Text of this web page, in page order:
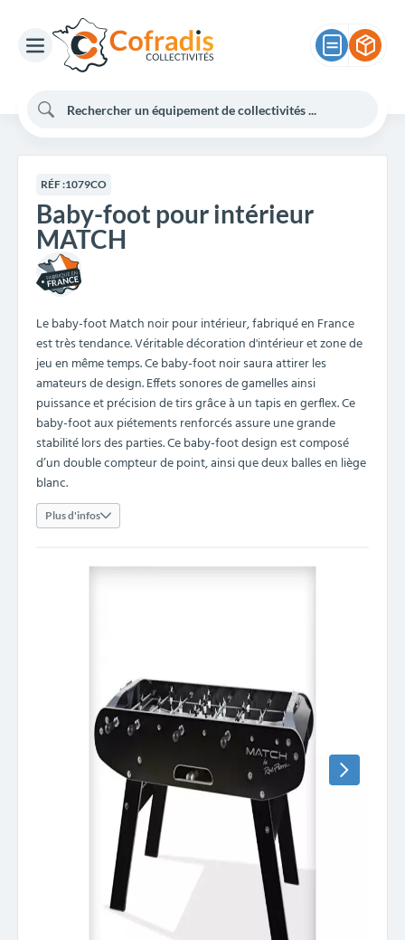
RÉF :1079CO
Baby-foot pour intérieur
MATCH
Le baby-foot Match noir pour intérieur, fabriqué en France
est très tendance. Véritable décoration d'intérieur et zone de
jeu en même temps. Ce baby-foot noir saura attirer les
amateurs de design. Effets sonores de gamelles ainsi
puissance et précision de tirs grâce à un tapis en gerflex. Ce
baby-foot aux piétements renforcés assure une grande
stabilité lors des parties. Ce baby-foot design est composé
d’un double compteur de point, ainsi que deux balles en liège
blanc.
Plus d'infos